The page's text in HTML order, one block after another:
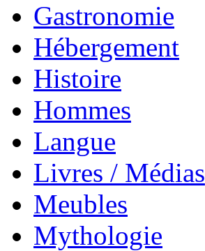
Gastronomie
Hébergement
Histoire
Hommes
Langue
Livres / Médias
Meubles
Mythologie